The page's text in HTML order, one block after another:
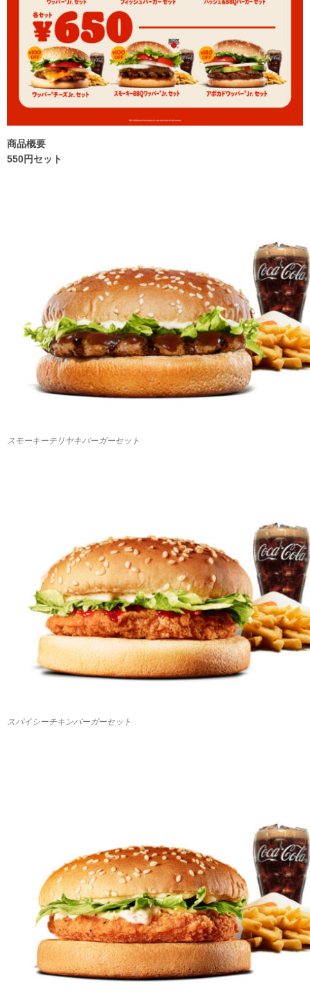
商品概要
550円セット
スモーキーテリヤキバーガーセット
スパイシーチキンバーガーセット